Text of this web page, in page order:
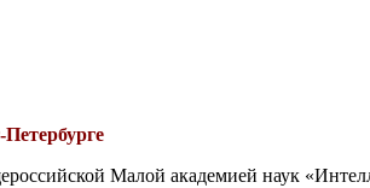
Малой академией наук